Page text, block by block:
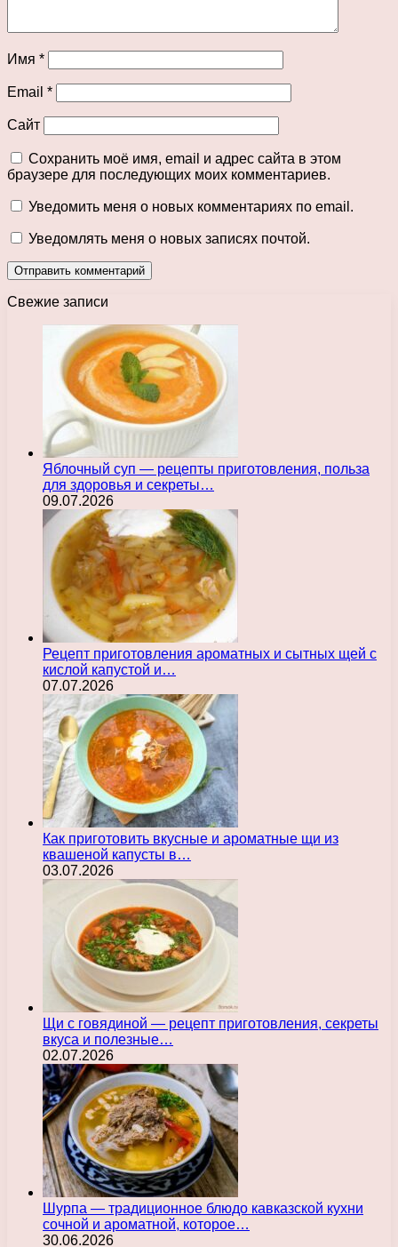
Имя *
Email *
Сайт
Сохранить моё имя, email и адрес сайта в этом
браузере для последующих моих комментариев.
Уведомить меня о новых комментариях по email.
Уведомлять меня о новых записях почтой.
Свежие записи
Яблочный суп — рецепты приготовления, польза
для здоровья и секреты…
09.07.2026
Рецепт приготовления ароматных и сытных щей с
кислой капустой и…
07.07.2026
Как приготовить вкусные и ароматные щи из
квашеной капусты в…
03.07.2026
Щи с говядиной — рецепт приготовления, секреты
вкуса и полезные…
02.07.2026
Шурпа — традиционное блюдо кавказской кухни
сочной и ароматной, которое…
30.06.2026